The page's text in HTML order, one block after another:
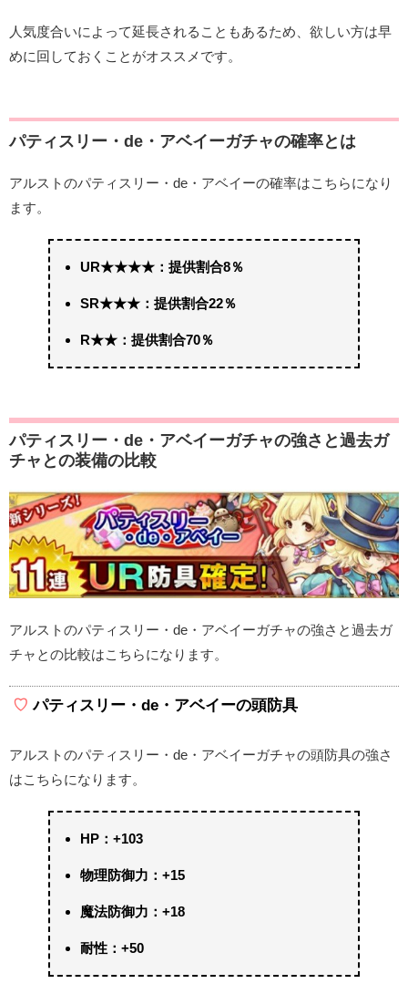
人気度合いによって延長されることもあるため、欲しい方は早
めに回しておくことがオススメです。
パティスリー・de・アベイーガチャの確率とは
アルストのパティスリー・de・アベイーの確率はこちらになり
ます。
UR★★★★：提供割合8％
SR★★★：提供割合22％
R★★：提供割合70％
パティスリー・de・アベイーガチャの強さと過去ガ
チャとの装備の比較
アルストのパティスリー・de・アベイーガチャの強さと過去ガ
チャとの比較はこちらになります。
パティスリー・de・アベイーの頭防具
アルストのパティスリー・de・アベイーガチャの頭防具の強さ
はこちらになります。
HP：+103
物理防御力：+15
魔法防御力：+18
耐性：+50